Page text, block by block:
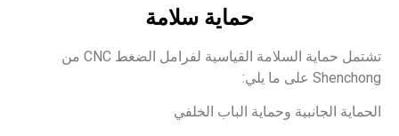
حماية سلامة
تشتمل حماية السلامة القياسية لفرامل الضغط CNC من
Shenchong على ما يلي:
الحماية الجانبية وحماية الباب الخلفي